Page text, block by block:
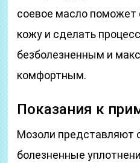
соевое масло поможет
кожу и сделать
безболезненным и
комфортным.
Показания к
Мозоли представляют
болезненные